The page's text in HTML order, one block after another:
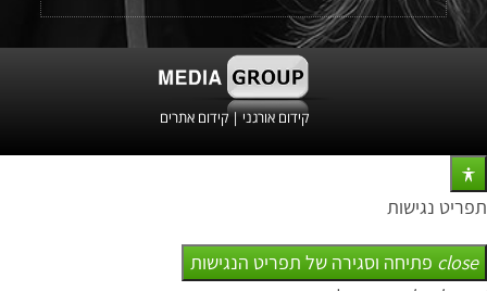
קידום אורגני|קידום אתרים
תפריט נגישות
close פתיחה וסגירה של תפריט הנגישות